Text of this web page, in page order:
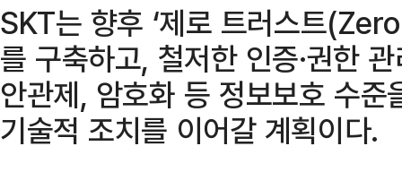
SKT는 향후 ‘제로 트러스트
를 구축하고, 철저한 인증·권한
안관제, 암호화 등 정보보호 수
기술적 조치를 이어갈 계획이다.